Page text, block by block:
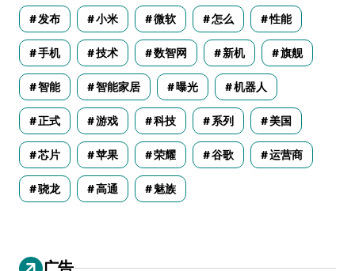
发布 小米 微软 怎么 性能
手机 技术 数智网 新机 旗舰
智能 智能家居 曝光 机器人
正式 游戏 科技 系列 美国
芯片 苹果 荣耀 谷歌 运营商
骁龙 高通 魅族